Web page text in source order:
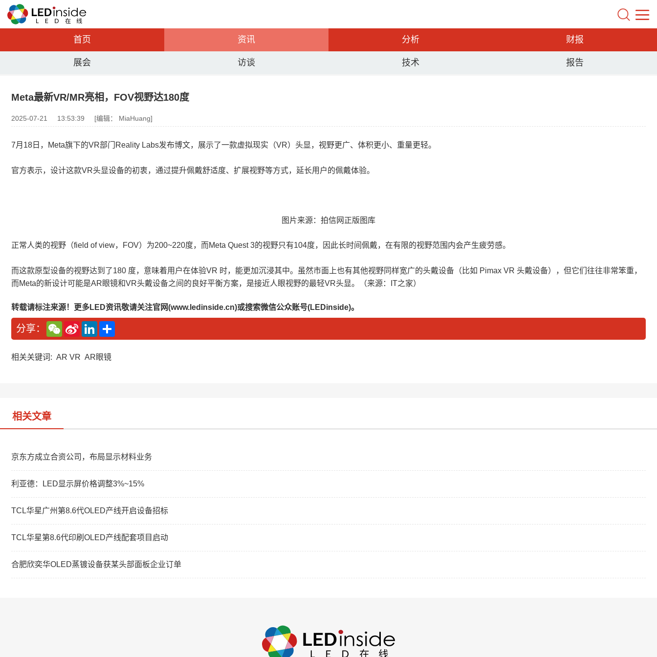
首页 资讯 分析 财报
展会 访谈 技术 报告
Meta最新VR/MR亮相，FOV视野达180度
2025-07-21 13:53:39 [编辑： MiaHuang]
7月18日，Meta旗下的VR部门Reality Labs发布博文，展示了一款虚拟现实（VR）头显，视野更广、体积更小、重量更轻。
官方表示，设计这款VR头显设备的初衷，通过提升佩戴舒适度、扩展视野等方式，延长用户的佩戴体验。
图片来源：拍信网正版图库
正常人类的视野（field of view，FOV）为200~220度，而Meta Quest 3的视野只有104度，因此长时间佩戴，在有限的视野范围内会产生疲劳感。
而这款原型设备的视野达到了180 度，意味着用户在体验VR 时，能更加沉浸其中。虽然市面上也有其他视野同样宽广的头戴设备（比如 Pimax VR 头戴设备），但它们往往非常笨重，
而Meta的新设计可能是AR眼镜和VR头戴设备之间的良好平衡方案，是接近人眼视野的最轻VR头显。（来源：IT之家）
转载请标注来源！更多LED资讯敬请关注官网(www.ledinside.cn)或搜索微信公众账号(LEDinside)。
分享：
W
e
C
a
S
n
W
L
n
e
相关关键词: AR VR AR眼镜
相关文章
京东方成立合资公司，布局显示材料业务
利亚德：LED显示屏价格调整3%~15%
TCL华星广州第8.6代OLED产线开启设备招标
TCL华星第8.6代印刷OLED产线配套项目启动
合肥欣奕华OLED蒸镀设备获某头部面板企业订单